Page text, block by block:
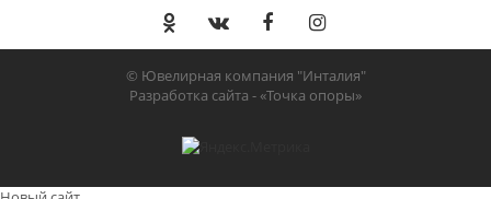
© Ювелирная компания "Инталия"
Разработка сайта -«Точка опоры»